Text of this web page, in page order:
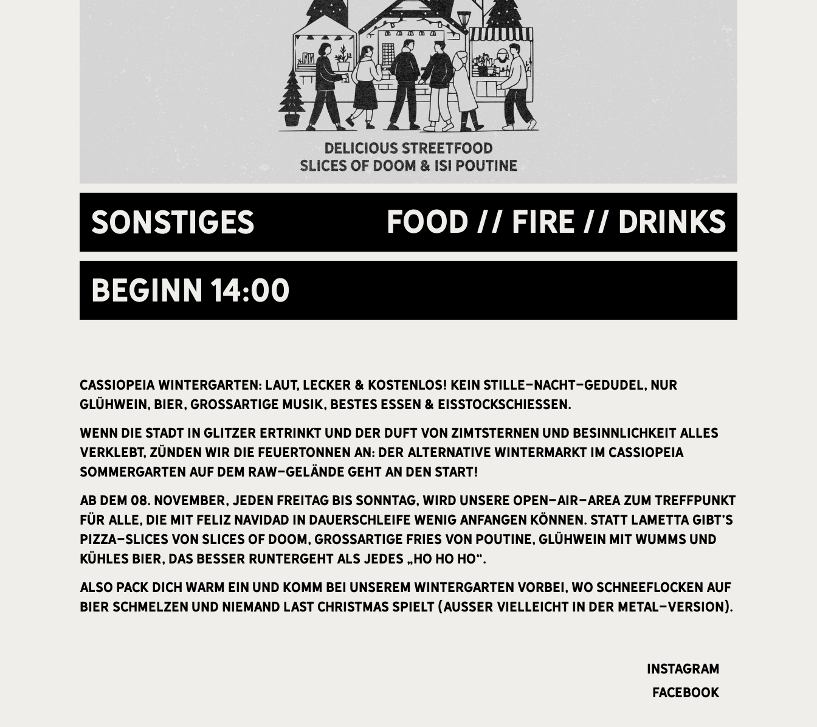
Sonstiges
FOOD // FIRE // DRINKS
Beginn 14:00
Cassiopeia Wintergarten: Laut, lecker & kostenlos! Kein Stille-Nacht-Gedudel, nur
Glühwein, Bier, großartige Musik, bestes Essen & Eisstockschießen.
Wenn die Stadt in Glitzer ertrinkt und der Duft von Zimtsternen und Besinnlichkeit alles
verklebt, zünden wir die Feuertonnen an: Der alternative Wintermarkt im Cassiopeia
Sommergarten auf dem RAW-Gelände geht an den Start!
Ab dem 08. November, jeden Freitag bis Sonntag, wird unsere Open-Air-Area zum Treffpunkt
für alle, die mit Feliz Navidad in Dauerschleife wenig anfangen können. Statt Lametta gibt’s
Pizza-Slices von Slices of Doom, großartige Fries von Poutine, Glühwein mit Wumms und
kühles Bier, das besser runtergeht als jedes „Ho Ho Ho“.
Also pack dich warm ein und komm bei unserem Wintergarten vorbei, wo Schneeflocken auf
Bier schmelzen und niemand Last Christmas spielt (außer vielleicht in der Metal-Version).
Instagram
Facebook